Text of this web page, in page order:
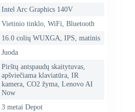
Intel Arc Graphics 140V
Vietinio tinklo, WiFi, Bluetooth
16.0 colių WUXGA, IPS, matinis
Juoda
Pirštų antspaudų skaitytuvas,
apšviečiama klaviatūra, IR
kamera, CO2 žyma, Lenovo AI
Now
3 metai Depot